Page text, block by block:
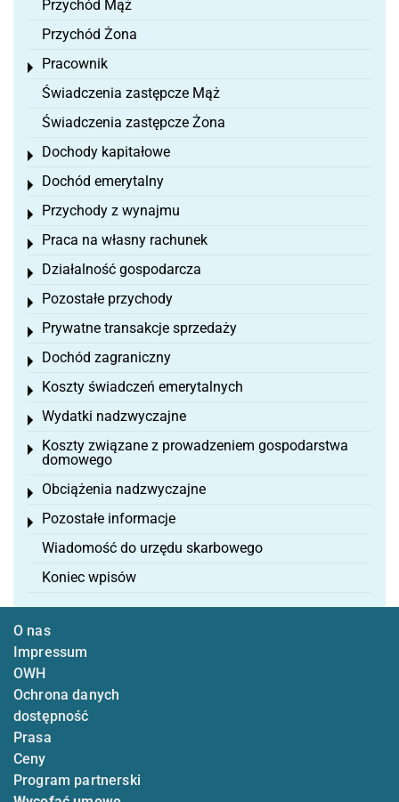
Przychód Mąż
Przychód Żona
Pracownik
Toggle menu
Świadczenia zastępcze Mąż
Świadczenia zastępcze Żona
Dochody kapitałowe
Toggle menu
Dochód emerytalny
Toggle menu
Przychody z wynajmu
Toggle menu
Praca na własny rachunek
Toggle menu
Działalność gospodarcza
Toggle menu
Pozostałe przychody
Toggle menu
Prywatne transakcje sprzedaży
Toggle menu
Dochód zagraniczny
Toggle menu
Koszty świadczeń emerytalnych
Toggle menu
Wydatki nadzwyczajne
Toggle menu
Koszty związane z prowadzeniem gospodarstwa
domowego
Toggle menu
Obciążenia nadzwyczajne
Toggle menu
Pozostałe informacje
Toggle menu
Wiadomość do urzędu skarbowego
Koniec wpisów
O nas
Impressum
OWH
Ochrona danych
dostępność
Prasa
Ceny
Program partnerski